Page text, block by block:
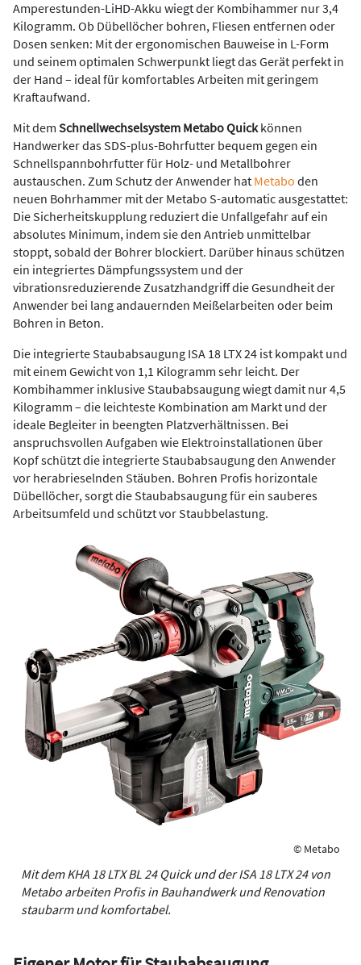
Amperestunden-LiHD-Akku wiegt der Kombihammer nur 3,4
Kilogramm. Ob Dübellöcher bohren, Fliesen entfernen oder
Dosen senken: Mit der ergonomischen Bauweise in L-Form
und seinem optimalen Schwerpunkt liegt das Gerät perfekt in
der Hand – ideal für komfortables Arbeiten mit geringem
Kraftaufwand.
Mit dem Schnellwechselsystem Metabo Quickkönnen
Handwerker das SDS-plus-Bohrfutter bequem gegen ein
Schnellspannbohrfutter für Holz- und Metallbohrer
austauschen. Zum Schutz der Anwender hat Metabo den
neuen Bohrhammer mit der Metabo S-automatic ausgestattet:
Die Sicherheitskupplung reduziert die Unfallgefahr auf ein
absolutes Minimum, indem sie den Antrieb unmittelbar
stoppt, sobald der Bohrer blockiert. Darüber hinaus schützen
ein integriertes Dämpfungssystem und der
vibrationsreduzierende Zusatzhandgriff die Gesundheit der
Anwender bei lang andauernden Meißelarbeiten oder beim
Bohren in Beton.
Die integrierte Staubabsaugung ISA 18 LTX 24 ist kompakt und
mit einem Gewicht von 1,1 Kilogramm sehr leicht. Der
Kombihammer inklusive Staubabsaugung wiegt damit nur 4,5
Kilogramm – die leichteste Kombination am Markt und der
ideale Begleiter in beengten Platzverhältnissen. Bei
anspruchsvollen Aufgaben wie Elektroinstallationen über
Kopf schützt die integrierte Staubabsaugung den Anwender
vor herabrieselnden Stäuben. Bohren Profis horizontale
Dübellöcher, sorgt die Staubabsaugung für ein sauberes
Arbeitsumfeld und schützt vor Staubbelastung.
© Metabo
Mit dem KHA 18 LTX BL 24 Quick und der ISA 18 LTX 24 von
Metabo arbeiten Profis in Bauhandwerk und Renovation
staubarm und komfortabel.